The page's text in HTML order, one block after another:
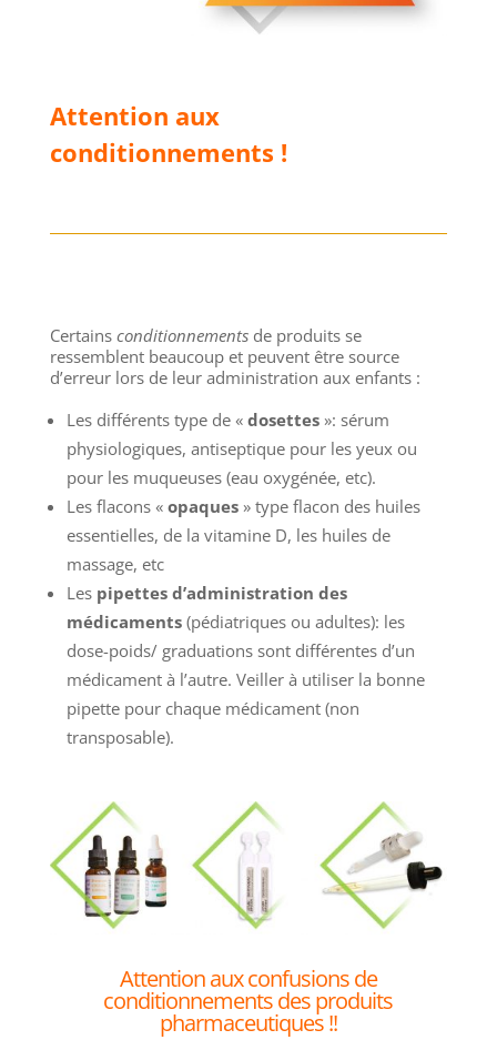
Attention aux
conditionnements !
Certains conditionnementsde produits se
ressemblent beaucoup et peuvent être source
d’erreur lors de leur administration aux enfants :
Les différents type de « dosettes»: sérum
physiologiques, antiseptique pour les yeux ou
pour les muqueuses (eau oxygénée, etc).
Les flacons «opaques » type flacon des huiles
essentielles, de la vitamine D, les huiles de
massage, etc
Les pipettes d’administration des
médicaments (pédiatriques ou adultes): les
dose-poids/ graduations sont différentes d’un
médicament à l’autre. Veiller à utiliser la bonne
pipette pour chaque médicament (non
transposable).
Attention aux confusions de
conditionnements des produits
pharmaceutiques !!